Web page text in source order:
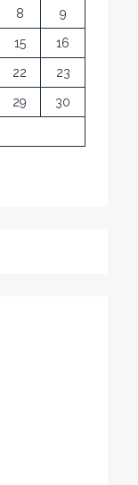
8 9
15 16
22 23
29 30